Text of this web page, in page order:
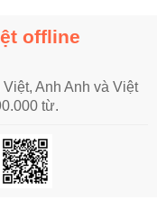
offline
Anh Anh và Việt
từ.